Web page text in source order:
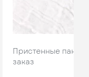
Пристенные
заказ